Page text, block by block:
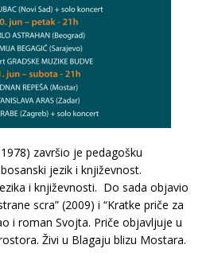
završio je pedagošku
jezik i književnost.
i književnosti. Do sada objavio
scra” (2009) i “Kratke priče za
i roman Svojta. Priče objavljuje u
Živi u Blagaju blizu Mostara.